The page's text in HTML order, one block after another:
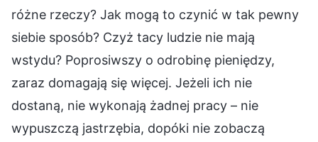
różne rzeczy? Jak mogą to czynić w tak pewny
siebie sposób? Czyż tacy ludzie nie mają
wstydu? Poprosiwszy o odrobinę pieniędzy,
zaraz domagają się więcej. Jeżeli ich nie
dostaną, nie wykonają żadnej pracy – nie
wypuszczą jastrzębia, dopóki nie zobaczą